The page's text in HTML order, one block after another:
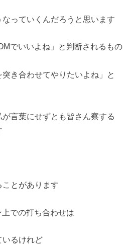
っていくんだろうと思います
でいいよね」と判断されるもの
突き合わせてやりたいよね」と
言葉にせずとも皆さん察する
ことがあります
での打ち合わせは
いるけれど